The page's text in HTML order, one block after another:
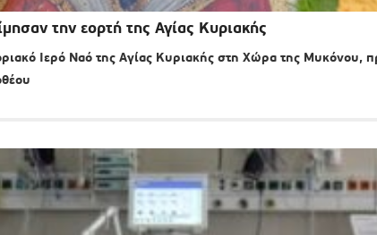
την εορτή της Αγίας Κυριακής
Ιερό Ναό της Αγίας Κυριακής στη Χώρα της Μυκόνου,